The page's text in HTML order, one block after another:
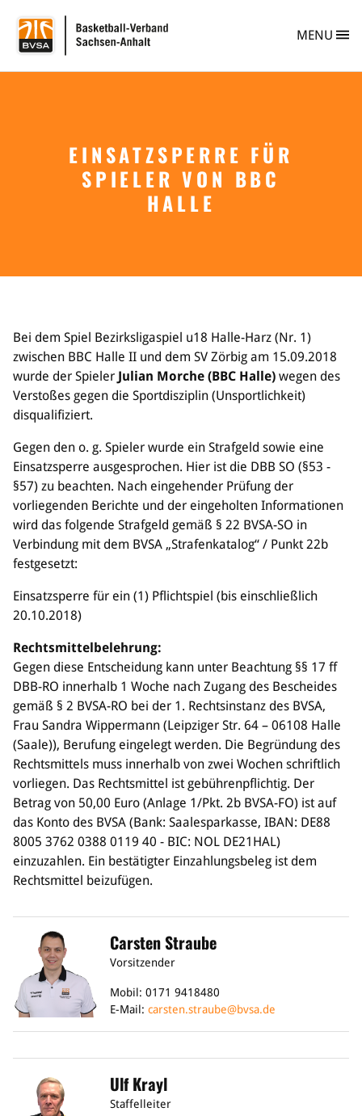
EINSATZSPERRE FÜR
SPIELER VON BBC
HALLE
BVSA MENU
Ehrenamt im BVSA
Sportorganisation
Spielbetrieb
BVSA-Events
Hallenübersicht
Digitaler Spielberichtsbogen
Regelwerk
Leistungssport
Ausrichtung
Auswahlen
Jugend & Schulsport
Projekte
Bildung
Info
Trainerwesen
Bildungsnetzwerk
Schiedsrichterwesen
Bildungsangebote im BVSA
Externe Bildungsangebote
Service
Stellenangebote
Downloads
Turnier- & Campbörse
FAQ
Kontakt
Bei dem Spiel Bezirksligaspiel u18 Halle-Harz (Nr. 1)
zwischen BBC Halle II und dem SV Zörbig am 15.09.2018
wurde der Spieler Julian Morche (BBC Halle) wegen des
Verstoßes gegen die Sportdisziplin (Unsportlichkeit)
disqualifiziert.
Gegen den o. g. Spieler wurde ein Strafgeld sowie eine
Einsatzsperre ausgesprochen. Hier ist die DBB SO (§53 -
§57) zu beachten. Nach eingehender Prüfung der
vorliegenden Berichte und der eingeholten Informationen
wird das folgende Strafgeld gemäß § 22 BVSA-SO in
Verbindung mit dem BVSA „Strafenkatalog“ / Punkt 22b
festgesetzt:
Einsatzsperre für ein (1) Pflichtspiel (bis einschließlich
20.10.2018)
Rechtsmittelbelehrung:
Gegen diese Entscheidung kann unter Beachtung §§ 17 ff
DBB-RO innerhalb 1 Woche nach Zugang des Bescheides
gemäß § 2 BVSA-RO bei der 1. Rechtsinstanz des BVSA,
Frau Sandra Wippermann (Leipziger Str. 64 – 06108 Halle
(Saale)), Berufung eingelegt werden. Die Begründung des
Rechtsmittels muss innerhalb von zwei Wochen schriftlich
vorliegen. Das Rechtsmittel ist gebührenpflichtig. Der
Betrag von 50,00 Euro (Anlage 1/Pkt. 2b BVSA-FO) ist auf
das Konto des BVSA (Bank: Saalesparkasse, IBAN: DE88
8005 3762 0388 0119 40 - BIC: NOL DE21HAL)
einzuzahlen. Ein bestätigter Einzahlungsbeleg ist dem
Rechtsmittel beizufügen.
Carsten Straube
Vorsitzender
Mobil: 0171 9418480
E-Mail: carsten.straube@bvsa.de
Ulf Krayl
Staffelleiter